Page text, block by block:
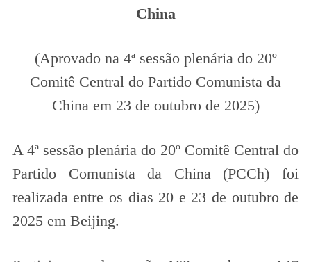
China
(Aprovado na 4ª sessão plenária do 20º
Comitê Central do Partido Comunista da
China em 23 de outubro de 2025)
A 4ª sessão plenária do 20º Comitê Central do
Partido Comunista da China (PCCh) foi
realizada entre os dias 20 e 23 de outubro de
2025 em Beijing.